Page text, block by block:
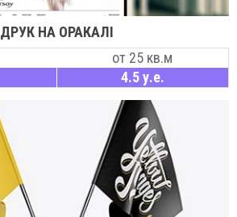
ДРУК НА ОРАКАЛІ
от 25 кв.м
4.5 у.е.